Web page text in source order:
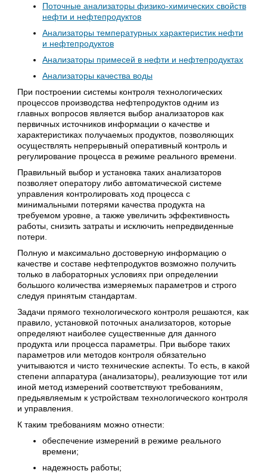
Поточные анализаторы физико-химических свойств
нефти и нефтепродуктов
Анализаторы температурных характеристик нефти
и нефтепродуктов
Анализаторы примесей в нефти и нефтепродуктах
Анализаторы качества воды
При построении системы контроля технологических
процессов производства нефтепродуктов одним из
главных вопросов является выбор анализаторов как
первичных источников информации о качестве и
характеристиках получаемых продуктов, позволяющих
осуществлять непрерывный оперативный контроль и
регулирование процесса в режиме реального времени.
Правильный выбор и установка таких анализаторов
позволяет оператору либо автоматической системе
управления контролировать ход процесса с
минимальными потерями качества продукта на
требуемом уровне, а также увеличить эффективность
работы, снизить затраты и исключить непредвиденные
потери.
Полную и максимально достоверную информацию о
качестве и составе нефтепродуктов возможно получить
только в лабораторных условиях при определении
большого количества измеряемых параметров и строго
следуя принятым стандартам.
Задачи прямого технологического контроля решаются, как
правило, установкой поточных анализаторов, которые
определяют наиболее существенные для данного
продукта или процесса параметры. При выборе таких
параметров или методов контроля обязательно
учитываются и чисто технические аспекты. То есть, в какой
степени аппаратура (анализаторы), реализующие тот или
иной метод измерений соответствуют требованиям,
предьявляемым к устройствам технологического контроля
и управления.
К таким требованиям можно отнести:
обеспечение измерений в режиме реального
времени;
надежность работы;